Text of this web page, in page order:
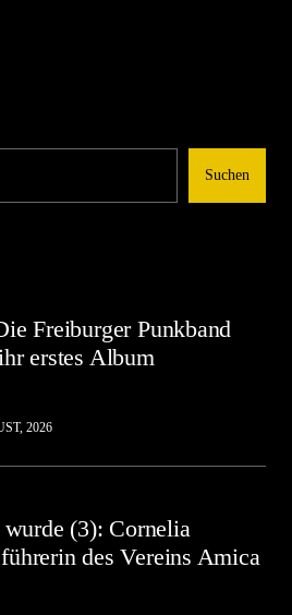
Suchen
Freiburger Punkband
erstes Album
2026
(3): Cornelia
des Vereins Amica